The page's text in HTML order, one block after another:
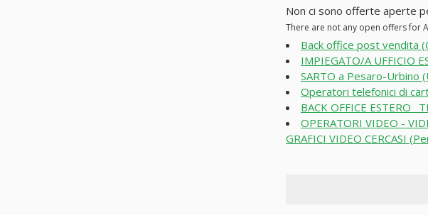
Non ci sono offerte aperte
There are not any open offers for
Back office post vendita
IMPIEGATO/A UFFICIO
SARTO a Pesaro-Urbino
Operatori telefonici di
BACK OFFICE ESTERO_
OPERATORI VIDEO -
GRAFICI VIDEO CERCASI